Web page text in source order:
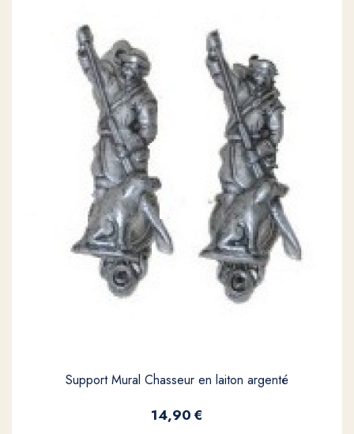
Support Mural Chasseur en laiton argenté
14,90€